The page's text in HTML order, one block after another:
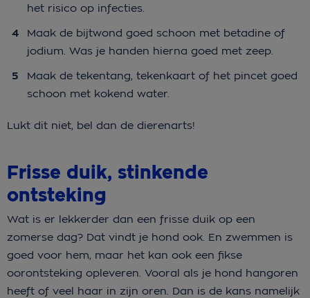
het risico op infecties.
Maak de bijtwond goed schoon met betadine of
jodium. Was je handen hierna goed met zeep.
Maak de tekentang, tekenkaart of het pincet goed
schoon met kokend water.
Lukt dit niet, bel dan de dierenarts!
Frisse duik, stinkende
ontsteking
Wat is er lekkerder dan een frisse duik op een
zomerse dag? Dat vindt je hond ook. En zwemmen is
goed voor hem, maar het kan ook een fikse
oorontsteking opleveren. Vooral als je hond hangoren
heeft of veel haar in zijn oren. Dan is de kans namelijk